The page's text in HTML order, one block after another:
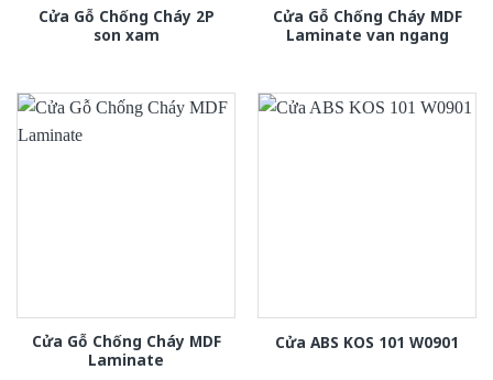
Cửa Gỗ Chống Cháy 2P
son xam
Cửa Gỗ Chống Cháy MDF
Laminate van ngang
Cửa Gỗ Chống Cháy MDF
Laminate
Cửa ABS KOS 101 W0901